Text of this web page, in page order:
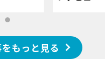
もっと見る